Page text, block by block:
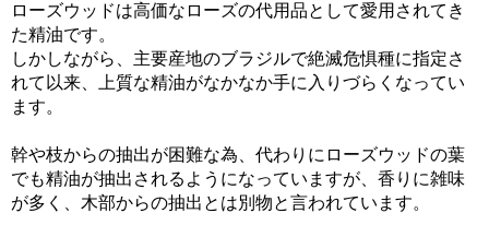
ローズウッドは高価なローズの代用品として愛用されてき
た精油です。
しかしながら、主要産地のブラジルで絶滅危惧種に指定さ
れて以来、上質な精油がなかなか手に入りづらくなってい
ます。
幹や枝からの抽出が困難な為、代わりにローズウッドの葉
でも精油が抽出されるようになっていますが、香りに雑味
が多く、木部からの抽出とは別物と言われています。